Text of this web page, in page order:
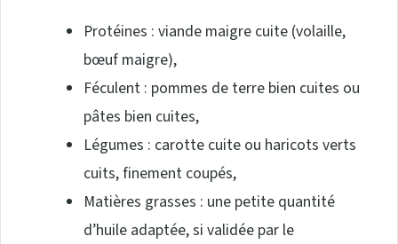
Protéines : viande maigre cuite (volaille,
bœuf maigre),
Féculent : pommes de terre bien cuites ou
pâtes bien cuites,
Légumes : carotte cuite ou haricots verts
cuits, finement coupés,
Matières grasses : une petite quantité
d’huile adaptée, si validée par le